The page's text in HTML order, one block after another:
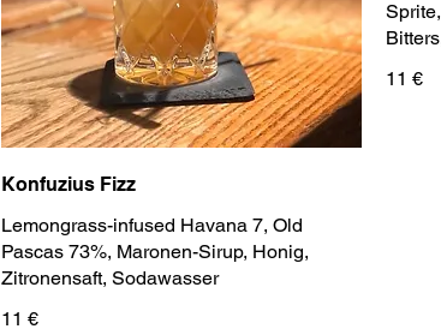
Konfuzius Fizz
Lemongrass-infused Havana 7, Old
Pascas 73%, Maronen-Sirup, Honig,
Zitronensaft, Sodawasser
11 €
11 €